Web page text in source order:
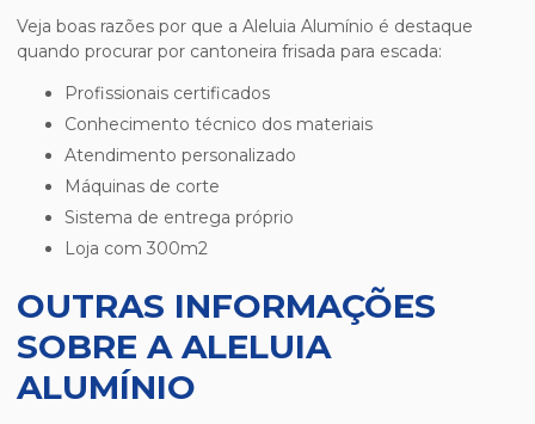
Veja boas razões por que a Aleluia Alumínio é destaque
quando procurar por cantoneira frisada para escada:
profissionais certificados
conhecimento técnico dos materiais
atendimento personalizado
máquinas de corte
sistema de entrega próprio
loja com 300m2
OUTRAS INFORMAÇÕES
SOBRE A ALELUIA
ALUMÍNIO